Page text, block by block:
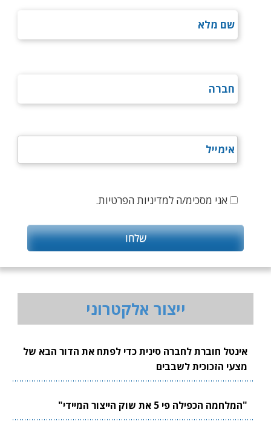
אני מסכימ/ה למדיניות הפרטיות.
ייצור אלקטרוני
אינטל חוברת לחברה סינית כדי לפתח את הדור הבא של
מצעי הזכוכית לשבבים
"המלחמה הכפילה פי 5 את שוק הייצור המיידי"